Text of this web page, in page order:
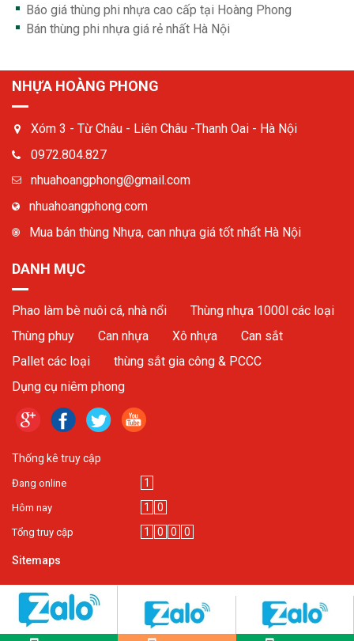
Báo giá thùng phi nhựa cao cấp tại Hoàng Phong
Bán thùng phi nhựa giá rẻ nhất Hà Nội
NHỰA HOÀNG PHONG
Xóm 3 - Từ Châu - Liên Châu -Thanh Oai - Hà Nội
0972.804.827
nhuahoangphong@gmail.com
nhuahoangphong.com
Mua bán thùng Nhựa, can nhựa giá tốt nhất Hà Nội
DANH MỤC
Phao làm bè nuôi cá, nhà nổi
Thùng nhựa 1000l các loại
Thùng phuy
Can nhựa Xô nhựa
Can sắt
Pallet các loại
thùng sắt gia công & PCCC
Dụng cụ niêm phong
Thống kê truy cập
Đang online 1
Hôm nay 1 0
Tổng truy cập 1 0 0 0
Sitemaps